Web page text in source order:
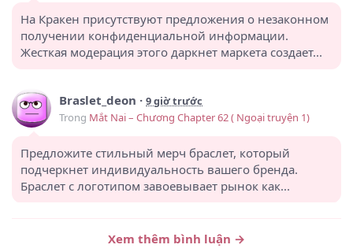
На Кракен присутствуют предложения о незаконном
получении конфиденциальной информации.
Жесткая модерация этого даркнет маркета создает...
Braslet_deon · 9 giờ trước
Trong Mắt Nai – Chương Chapter 62 ( Ngoại truyện 1)
Предложите стильный мерч браслет, который
подчеркнет индивидуальность вашего бренда.
Браслет с логотипом завоевывает рынок как...
Mejdynarodnie Plateji_jcKn·
13 giờ trước
Xem thêm bình luận →